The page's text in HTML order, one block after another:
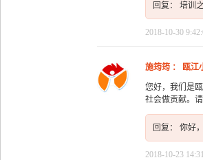
回复： 培训
2018-10-30
施筠筠 ： 瓯江
您好，我们是
社会做贡献。
回复： 你好
2018-10-23